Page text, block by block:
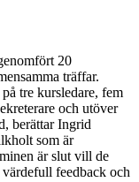
20
träffar.
tre kursledare, fem
och utöver
berättar Ingrid
som är
är slut vill de
feedback och